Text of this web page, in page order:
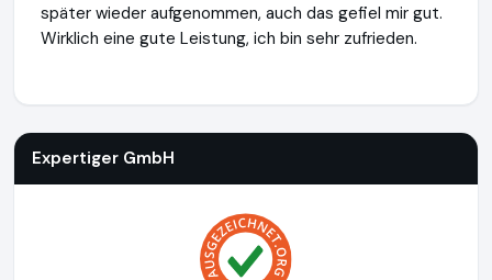
später wieder aufgenommen, auch das gefiel mir gut.
Wirklich eine gute Leistung, ich bin sehr zufrieden.
Expertiger GmbH